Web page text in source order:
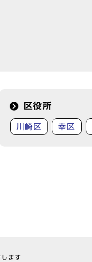
区役所
川崎区 幸区
ます